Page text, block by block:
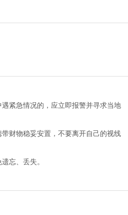
紧急情况的，应立即报警并寻求当地
财物稳妥安置，不要离开自己的视线
忘、丢失。